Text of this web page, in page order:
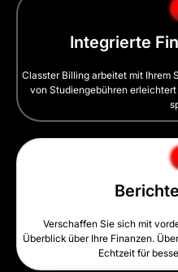
Integrierte
Classter Billing arbeitet mit Ihrem
von Studiengebühren
Verschaffen Sie sich mit
Überblick über Ihre Finanzen.
Echtzeit für